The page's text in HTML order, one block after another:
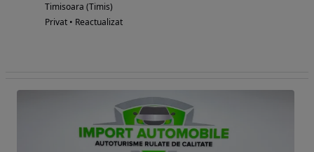
Timisoara (Timis)
Privat • Reactualizat